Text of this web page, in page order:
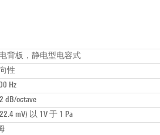
背板，静电型电容式
性
Hz
dB/octave
mV) 以 1V 于 1 Pa